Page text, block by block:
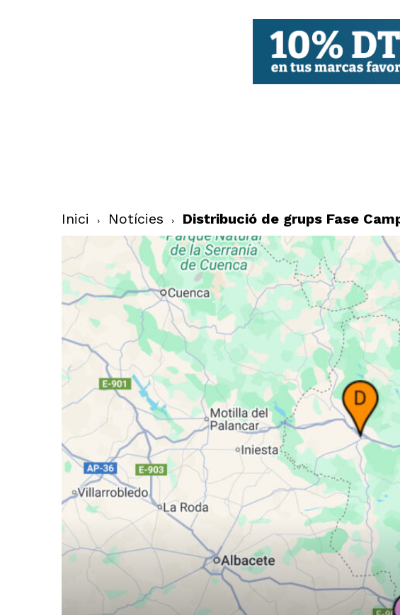
Inici Notícies Distribució de grups Fase